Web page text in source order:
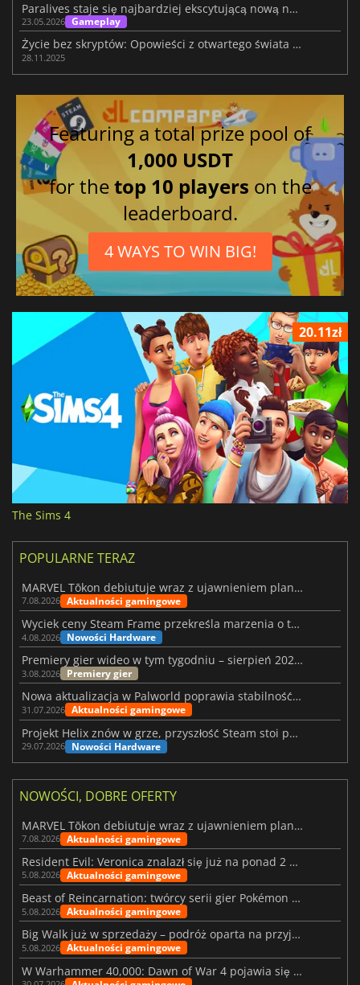
Paralives staje się najbardziej ekscytującą nową nazwą w symulatorach życia
23.05.2026 Gameplay
Życie bez skryptów: Opowieści z otwartego świata Paralives
28.11.2025
Featuring a total prize pool of
1,000 USDT
for thetop 10 players on the
leaderboard.
4 WAYS TO WIN BIG!
20.11zł
The Sims 4
POPULARNE TERAZ
MARVEL Tōkon debiutuje wraz z ujawnieniem planu rozwoju na pierwszy rok
7.08.2026 Aktualności gamingowe
Wyciek ceny Steam Frame przekreśla marzenia o tanim zestawie VR
4.08.2026 Nowości Hardware
Premiery gier wideo w tym tygodniu – sierpień 2026 r. (32. tydzień)
3.08.2026 Premiery gier
Nowa aktualizacja w Palworld poprawia stabilność Sunreach i walk z bossami
31.07.2026 Aktualności gamingowe
Projekt Helix znów w grze, przyszłość Steam stoi pod znakiem zapytania
29.07.2026 Nowości Hardware
NOWOŚCI, DOBRE OFERTY
MARVEL Tōkon debiutuje wraz z ujawnieniem planu rozwoju na pierwszy rok
7.08.2026 Aktualności gamingowe
Resident Evil: Veronica znalazł się już na ponad 2 milionach list życzeń
5.08.2026 Aktualności gamingowe
Beast of Reincarnation: twórcy serii gier Pokémon wkraczają na nową ścieżkę
5.08.2026 Aktualności gamingowe
Big Walk już w sprzedaży – podróż oparta na przyjaźni
5.08.2026 Aktualności gamingowe
W Warhammer 40,000: Dawn of War 4 pojawia się frakcja Nekronów